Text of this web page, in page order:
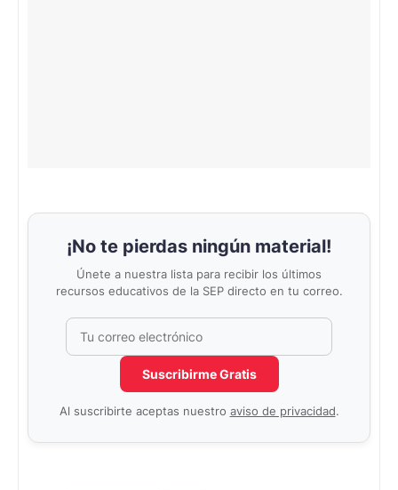
¡No te pierdas ningún material!
Únete a nuestra lista para recibir los últimos
recursos educativos de la SEP directo en tu correo.
No completar este campo
Suscribirme Gratis
Al suscribirte aceptas nuestro aviso de privacidad.